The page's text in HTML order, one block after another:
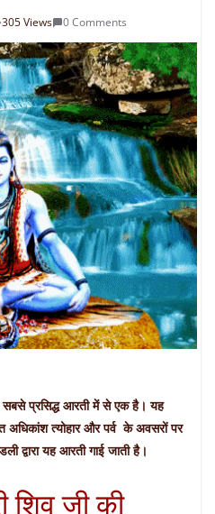
305 Views 0 Comments
प्रसिद्ध आरती में से एक है। यह
अधिकांश त्योहार और पर्व के अवसरों पर
द्वारा यह आरती गाई जाती है।
शिव जी की